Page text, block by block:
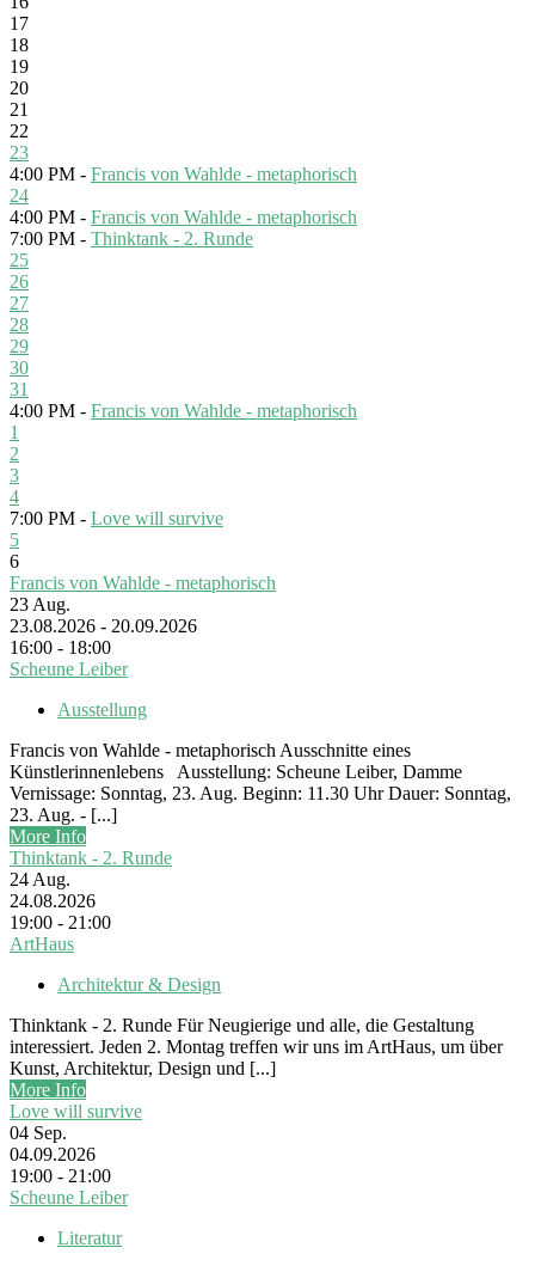
17
18
19
20
21
22
23
4:00 PM - Francis von Wahlde - metaphorisch
24
4:00 PM - Francis von Wahlde - metaphorisch
7:00 PM - Thinktank - 2. Runde
25
26
27
28
29
30
31
4:00 PM - Francis von Wahlde - metaphorisch
1
2
3
4
7:00 PM - Love will survive
5
6
Francis von Wahlde - metaphorisch
23 Aug.
23.08.2026 - 20.09.2026
16:00 - 18:00
Scheune Leiber
Ausstellung
Francis von Wahlde - metaphorisch Ausschnitte eines
Künstlerinnenlebens Ausstellung: Scheune Leiber, Damme
Vernissage: Sonntag, 23. Aug. Beginn: 11.30 Uhr Dauer: Sonntag,
23. Aug. - [...]
More Info
Thinktank - 2. Runde
24 Aug.
24.08.2026
19:00 - 21:00
ArtHaus
Architektur & Design
Thinktank - 2. Runde Für Neugierige und alle, die Gestaltung
interessiert. Jeden 2. Montag treffen wir uns im ArtHaus, um über
Kunst, Architektur, Design und [...]
More Info
Love will survive
04 Sep.
04.09.2026
19:00 - 21:00
Scheune Leiber
Literatur